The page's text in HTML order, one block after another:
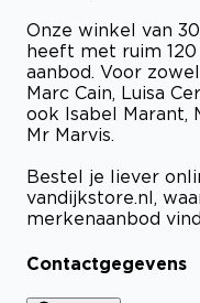
Onze winkel van
heeft met ruim
aanbod. Voor
Marc Cain, Luisa
ook Isabel Marant,
Mr Marvis.
Bestel je liever
vandijkstore.nl,
merkenaanbod
Contactgegevens